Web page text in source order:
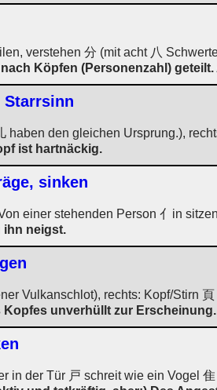
verstehen 分 (mit acht 八
Köpfen (Personenzahl)
Starrsinn
haben den gleichen Ursprung.),
ist hartnäckig.
sinken
einer stehenden Person 亻in
ihn neigst.
Vulkanschlot), rechts: Kopf/Stirn 頁
Kopfes unverhüllt zur Erscheinung.
in der Tür 戸 schreit wie ein Vogel